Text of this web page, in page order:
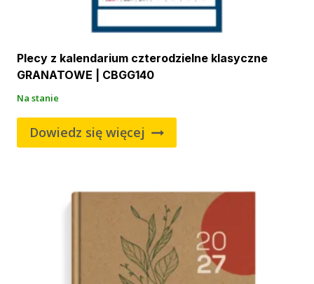
Plecy z kalendarium czterodzielne klasyczne
GRANATOWE | CBGG140
Na stanie
Dowiedz się więcej